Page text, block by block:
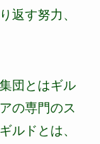
返す努力、
団とはギル
の専門のス
ルドとは、